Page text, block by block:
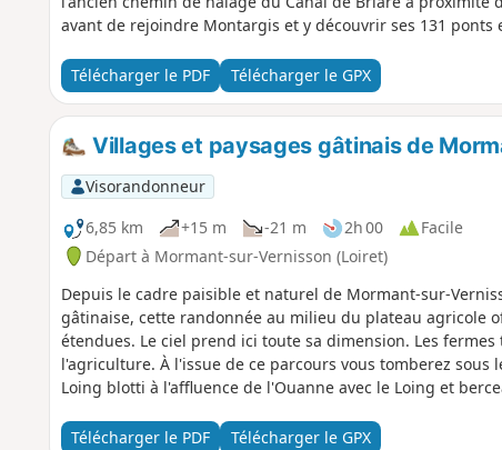
avant de rejoindre Montargis et y découvrir ses 131 ponts
Télécharger le PDF
Télécharger le GPX
Villages et paysages gâtinais de
Visorandonneur
6,85 km
+15 m -21 m 2h 00
Facile
Départ à Mormant-sur-Vernisson (Loiret)
Depuis le cadre paisible et naturel de Mormant-sur-
gâtinaise, cette randonnée au milieu du plateau agricole
étendues. Le ciel prend ici toute sa dimension. Les
l'agriculture. À l'issue de ce parcours vous tomberez sous
Loing blotti à l'affluence de l'Ouanne avec le Loing et
Télécharger le PDF
Télécharger le GPX